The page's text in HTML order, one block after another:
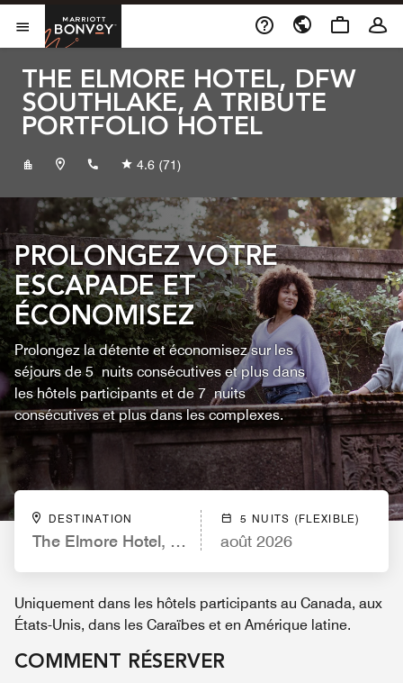
Skip to Content
Ouvrir le menu
Marriott Bonvoy
THE ELMORE HOTEL, DFW
SOUTHLAKE, A TRIBUTE
PORTFOLIO HOTEL
+18173291010
4.6 (71)
PROLONGEZ VOTRE
ESCAPADE ET
ÉCONOMISEZ
Prolongez la détente et économisez sur les
séjours de 5 nuits consécutives et plus dans
les hôtels participants et de 7 nuits
consécutives et plus dans les complexes.
DESTINATION
The Elmore Hotel, DFW Southlake, a Tribute
5 NUITS (FLEXIBLE)
août 2026
Uniquement dans les hôtels participants au Canada, aux
États-Unis, dans les Caraïbes et en Amérique latine.
COMMENT RÉSERVER